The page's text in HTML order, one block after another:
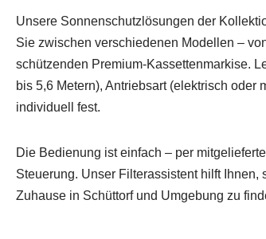
Unsere Sonnenschutzlösungen der
Sie zwischen verschiedenen Modellen –
schützenden Premium-Kassettenmarkise.
bis 5,6 Metern), Antriebsart (elektrisch
individuell fest.
Die Bedienung ist einfach – per
Steuerung. Unser Filterassistent hilft
Zuhause in Schüttorf und Umgebung zu